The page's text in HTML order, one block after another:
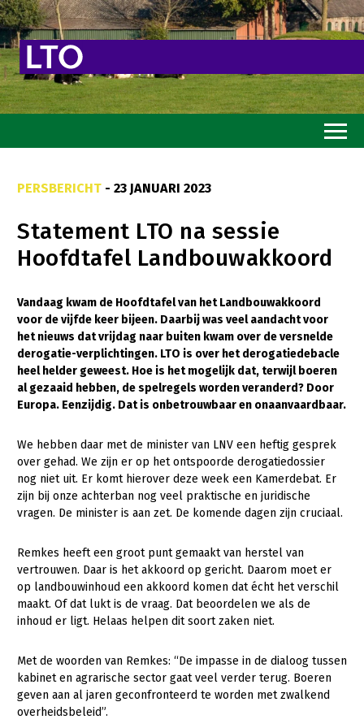
Goed eten
Mooi groen
Sterk ondernemerschap
Transitiepaden
Thema’s
Gezonde planten
Natuur, klimaat en energie
Bodem en water
Platteland en omgeving
Internationaal
Sectoren
Biologische Landbouw
Geitenhouderij
Plant
Akkerbouw
Multifunctionele landbouw
PERSBERICHT - 23 JANUARI 2023
Statement LTO na sessie
Hoofdtafel Landbouwakkoord
Vandaag kwam de Hoofdtafel van het Landbouwakkoord
voor de vijfde keer bijeen. Daarbij was veel aandacht voor
het nieuws dat vrijdag naar buiten kwam over de versnelde
derogatie-verplichtingen. LTO is over het derogatiedebacle
heel helder geweest. Hoe is het mogelijk dat, terwijl boeren
al gezaaid hebben, de spelregels worden veranderd? Door
Europa. Eenzijdig. Dat is onbetrouwbaar en onaanvaardbaar.
We hebben daar met de minister van LNV een heftig gesprek
over gehad. We zijn er op het ontspoorde derogatiedossier
nog niet uit. Er komt hierover deze week een Kamerdebat. Er
zijn bij onze achterban nog veel praktische en juridische
vragen. De minister is aan zet. De komende dagen zijn cruciaal.
Remkes heeft een groot punt gemaakt van herstel van
vertrouwen. Daar is het akkoord op gericht. Daarom moet er
op landbouwinhoud een akkoord komen dat écht het verschil
maakt. Of dat lukt is de vraag. Dat beoordelen we als de
inhoud er ligt. Helaas helpen dit soort zaken niet.
Met de woorden van Remkes: “De impasse in de dialoog tussen
kabinet en agrarische sector gaat veel verder terug. Boeren
geven aan al jaren geconfronteerd te worden met zwalkend
overheidsbeleid”.